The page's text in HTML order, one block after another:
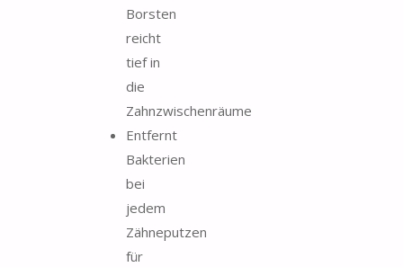
Borsten
reicht
tief in
die
Zahnzwischenräume
Entfernt
Bakterien
bei
jedem
Zähneputzen
für